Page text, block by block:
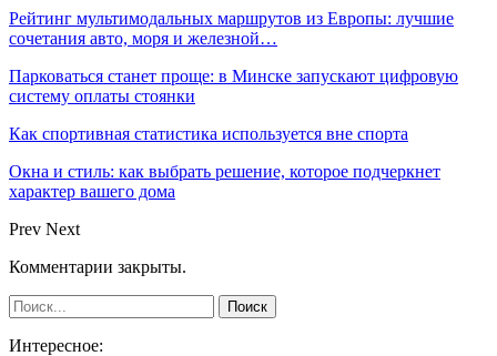
Рейтинг мультимодальных маршрутов из Европы: лучшие
сочетания авто, моря и железной…
Парковаться станет проще: в Минске запускают цифровую
систему оплаты стоянки
Как спортивная статистика используется вне спорта
Окна и стиль: как выбрать решение, которое подчеркнет
характер вашего дома
Prev Next
Комментарии закрыты.
Интересное: